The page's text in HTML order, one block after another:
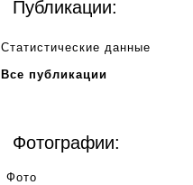
Публикации:
Статистические данные
Все публикации
Фотографии:
Фото